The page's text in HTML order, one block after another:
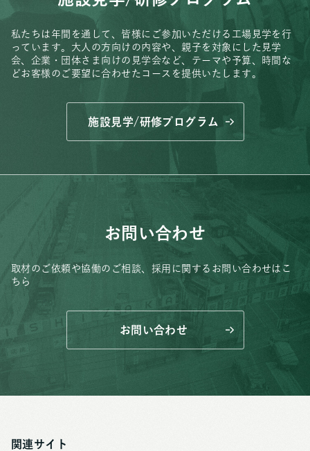
私たちは年間を通して、皆様にご参加いただける工場見学を行
っています。 大人の方向けの内容や、親子を対象にした見学
会、 企業・団体さま向けの見学会など、 テーマや予算、時間な
どお客様のご要望に合わせたコースを提供いたします。
施設見学/研修プログラム
お問い合わせ
取材のご依頼や協働のご相談、 採用に関するお問い合わせはこ
ちら
お問い合わせ
関連サイト